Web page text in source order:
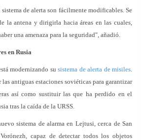
de alerta son fácilmente modificables. Se
la antena y dirigirla hacia áreas en las cuales,
una amenaza para la seguridad", añadió.
en Rusia
modernizando su sistema de alerta de misiles.
antiguas estaciones soviéticas para garantizar
así como sustituir las que ha perdido en el
tras la caída de la URSS.
sistema de alarma en Lejtusi, cerca de San
capaz de detectar todos los objetos